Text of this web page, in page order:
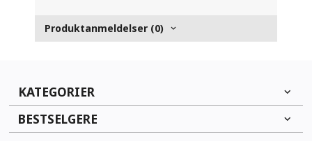
Produktanmeldelser (0)
KATEGORIER
BESTSELGERE